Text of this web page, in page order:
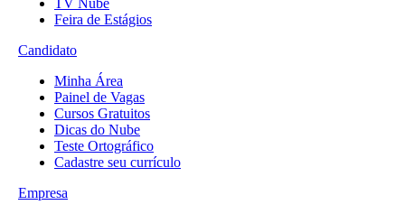
TV Nube
Feira de Estágios
Candidato
Minha Área
Painel de Vagas
Cursos Gratuitos
Dicas do Nube
Teste Ortográfico
Cadastre seu currículo
Empresa